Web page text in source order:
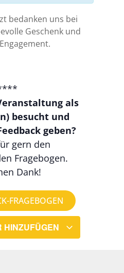
bedanken uns bei
Geschenk und
als
besucht und
geben?
gern den
Fragebogen.
Dank!
FRAGEBOGEN
HINZUFÜGEN